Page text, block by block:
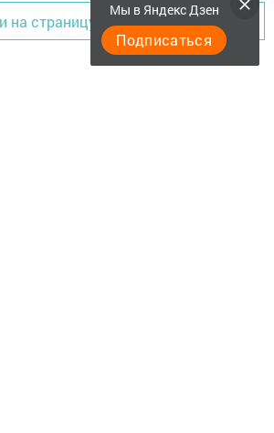
на страницу новости
Мы в Яндекс Дзен
Подписаться